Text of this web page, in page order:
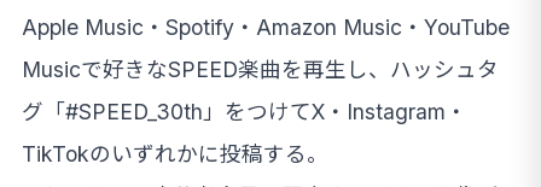
Apple Music・Spotify・Amazon Music・YouTube
Musicで好きなSPEED楽曲を再生し、ハッシュタ
グ「#SPEED_30th」をつけてX・Instagram・
TikTokのいずれかに投稿する。